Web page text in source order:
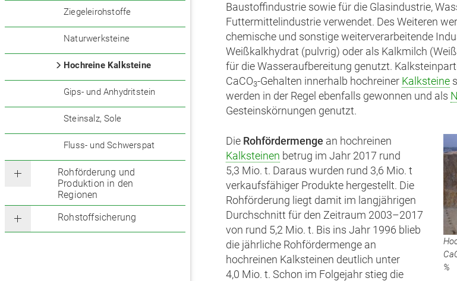
Ziegeleirohstoffe
Naturwerksteine
Hochreine Kalksteine
Gips- und Anhydritstein
Steinsalz, Sole
Fluss- und Schwerspat
Rohförderung und
Produktion in den
Regionen
Rohstoffsicherung
Baustoffindustrie sowie für die Glasindustrie,
Futtermittelindustrie verwendet. Des Weiteren
chemische und sonstige weiterverarbeitende
Weißkalkhydrat (pulvrig) oder als Kalkmilch
für die Wasseraufbereitung genutzt.
CaCO3-Gehalten innerhalb hochreiner Kalksteine
werden in der Regel ebenfalls gewonnen und als
Gesteinskörnungen genutzt.
%
Die Rohfördermenge an hochreinen
Kalksteinen betrug im Jahr 2017 rund
5,3 Mio. t. Daraus wurden rund 3,6 Mio. t
verkaufsfähiger Produkte hergestellt. Die
Rohförderung liegt damit im langjährigen
Durchschnitt für den Zeitraum 2003–2017
von rund 5,2 Mio. t. Bis ins Jahr 1996 blieb
die jährliche Rohfördermenge an
hochreinen Kalksteinen deutlich unter
4,0 Mio. t. Schon im Folgejahr stieg die